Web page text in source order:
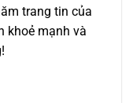
trang tin của
khoẻ mạnh và